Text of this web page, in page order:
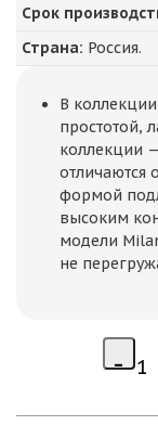
Срок
Страна: Россия.
В
простотой,
коллекции
отличаются
формой
высоким
модели
не